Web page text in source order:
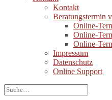
Kontakt
Beratungstermin
Online-
Online-
Online-
Impressum
Datenschutz
Online Support